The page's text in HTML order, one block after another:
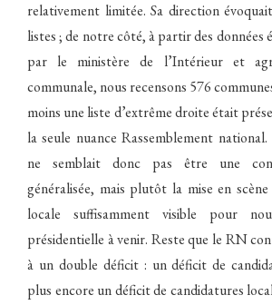
relativement limitée. Sa direction
listes ; de notre côté, à partir des données
par le ministère de l’Intérieur et
communale, nous recensons 576
moins une liste d’extrême droite était
la seule nuance Rassemblement
ne semblait donc pas être une
généralisée, mais plutôt la mise en
locale suffisamment visible pour
présidentielle à venir. Reste que le RN
à un double déficit : un déficit de
plus encore un déficit de candidatures